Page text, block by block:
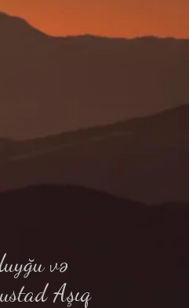
və
Aşıq